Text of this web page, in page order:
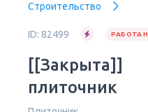
Строительство
ID: 82499 РАБОТА
[[Закрыта]]
плиточник